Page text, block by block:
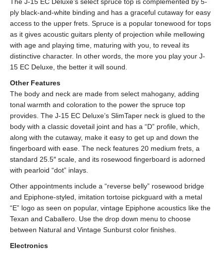
ply black-and-white binding and has a graceful cutaway for easy
access to the upper frets. Spruce is a popular tonewood for tops
as it gives acoustic guitars plenty of projection while mellowing
with age and playing time, maturing with you, to reveal its
distinctive character. In other words, the more you play your J-
15 EC Deluxe, the better it will sound.
Other Features
The body and neck are made from select mahogany, adding
tonal warmth and coloration to the power the spruce top
provides. The J-15 EC Deluxe’s SlimTaper neck is glued to the
body with a classic dovetail joint and has a “D” profile, which,
along with the cutaway, make it easy to get up and down the
fingerboard with ease. The neck features 20 medium frets, a
standard 25.5″ scale, and its rosewood fingerboard is adorned
with pearloid “dot” inlays.
Other appointments include a “reverse belly” rosewood bridge
and Epiphone-styled, imitation tortoise pickguard with a metal
“E” logo as seen on popular, vintage Epiphone acoustics like the
Texan and Caballero. Use the drop down menu to choose
between Natural and Vintage Sunburst color finishes.
Electronics